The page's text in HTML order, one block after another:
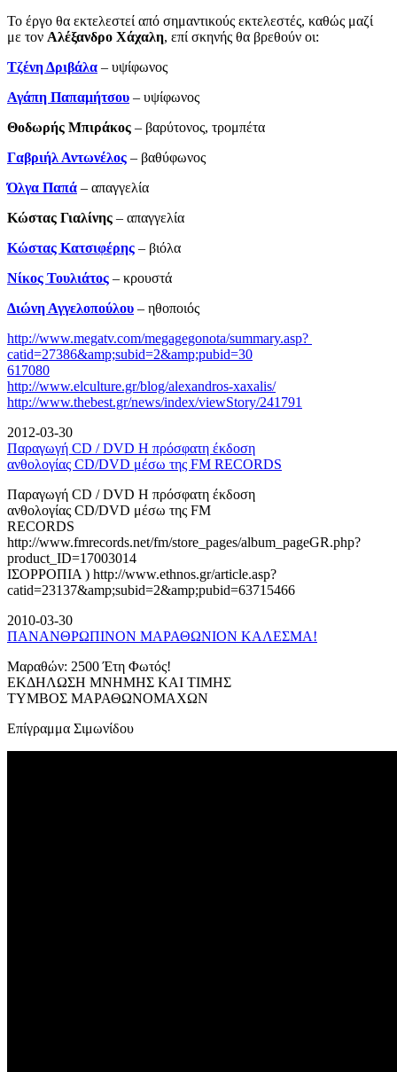
Το έργο θα εκτελεστεί από σημαντικούς εκτελεστές, καθώς μαζί
με τον Αλέξανδρο Χάχαλη, επί σκηνής θα βρεθούν οι:
Τζένη Δριβάλα – υψίφωνος
Αγάπη Παπαμήτσου – υψίφωνος
Θοδωρής Μπιράκος – βαρύτονος, τρομπέτα
Γαβριήλ Αντωνέλος – βαθύφωνος
Όλγα Παπά – απαγγελία
Κώστας Γιαλίνης ­– απαγγελία
Κώστας Κατσιφέρης – βιόλα
Νίκος Τουλιάτος – κρουστά
Διώνη Αγγελοπούλου – ηθοποιός
http://www.megatv.com/megagegonota/summary.asp?
catid=27386&amp;subid=2&amp;pubid=30
617080
http://www.elculture.gr/blog/alexandros-xaxalis/
http://www.thebest.gr/news/index/viewStory/241791
2012-03-30
Παραγωγή CD / DVD Η πρόσφατη έκδοση
ανθολογίας CD/DVD μέσω της FM RECORDS
Παραγωγή CD / DVD Η πρόσφατη έκδοση
ανθολογίας CD/DVD μέσω της FM
RECORDS
http://www.fmrecords.net/fm/store_pages/album_pageGR.php?
product_ID=17003014
ΙΣΟΡΡΟΠΙΑ ) http://www.ethnos.gr/article.asp?
catid=23137&amp;subid=2&amp;pubid=63715466
2010-03-30
ΠΑΝΑΝΘΡΩΠΙΝΟΝ ΜΑΡΑΘΩΝΙΟΝ ΚΑΛΕΣΜΑ!
Μαραθών: 2500 Έτη Φωτός!
ΕΚΔΗΛΩΣΗ ΜΝΗΜΗΣ ΚΑΙ ΤΙΜΗΣ
ΤΥΜΒΟΣ ΜΑΡΑΘΩΝΟΜΑΧΩΝ
Επίγραμμα Σιμωνίδου